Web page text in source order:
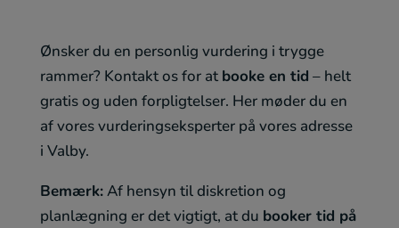
Ønsker du en personlig vurdering i trygge
rammer? Kontakt os for at booke en tid – helt
gratis og uden forpligtelser. Her møder du en
af vores vurderingseksperter på vores adresse
i Valby.
Bemærk:Af hensyn til diskretion og
planlægning er det vigtigt, at du booker tid på